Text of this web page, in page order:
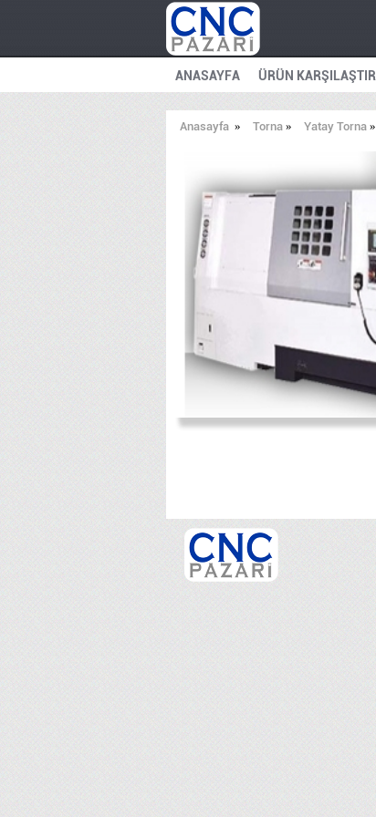
ANASAYFA ÜRÜN KARŞILAŞTIR
Anasayfa» Torna» Yatay Torna»